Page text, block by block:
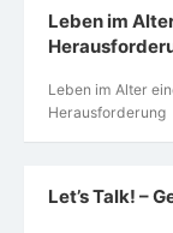
Leben im
Leben im Alter
Herausforderung
Let’s Talk! –